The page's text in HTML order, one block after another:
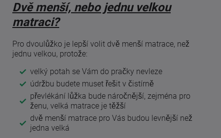
Dvě menší, nebo jednu velkou
matraci?
Pro dvoulůžko je lepší volit dvě menší matrace, než
jednu velkou, protože:
velký potah se Vám do pračky nevleze
údržbu budete muset řešit v čistírně
převlékání lůžka bude náročnější, zejména pro
ženu, velká matrace je těžší
dvě menší matrace pro Vás budou levnější než
jedna velká